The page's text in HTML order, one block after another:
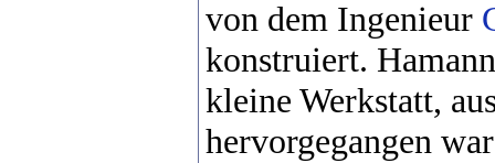
von dem Ingenieur
konstruiert.
kleine Werkstatt,
hervorgegangen